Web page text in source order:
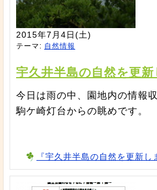
2015年7月4日(土)
テーマ: 自然情報
宇久井半島の自然を更新
今日は雨の中、園地内の情報
駒ケ崎灯台からの眺めです。
『宇久井半島の自然を更新